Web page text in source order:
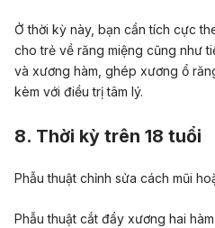
Ở thời kỳ này, bạn cần tích cực
cho trẻ về răng miệng cũng như
và xương hàm, ghép xương ổ
kèm với điều trị tâm lý.
8. Thời kỳ trên 18 tuổi
Phẫu thuật chỉnh sửa cách mũi
Phẫu thuật cắt đẩy xương hai